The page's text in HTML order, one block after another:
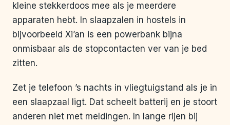
kleine stekkerdoos mee als je meerdere
apparaten hebt. In slaapzalen in hostels in
bijvoorbeeld Xi’an is een powerbank bijna
onmisbaar als de stopcontacten ver van je bed
zitten.
Zet je telefoon ’s nachts in vliegtuigstand als je in
een slaapzaal ligt. Dat scheelt batterij en je stoort
anderen niet met meldingen. In lange rijen bij